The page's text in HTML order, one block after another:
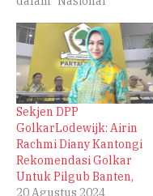
Sekjen DPP
GolkarLodewijk: Airin
Rachmi Diany Kantongi
Rekomendasi Golkar
Untuk Pilgub Banten,
20 Agustus 2024